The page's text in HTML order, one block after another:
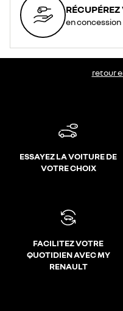
en concession
retour
ESSAYEZ LA VOITURE DE
VOTRE CHOIX
FACILITEZ VOTRE
QUOTIDIEN AVEC MY
RENAULT